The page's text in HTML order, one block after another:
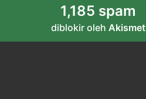
1,185 spam
diblokir olehAkismet